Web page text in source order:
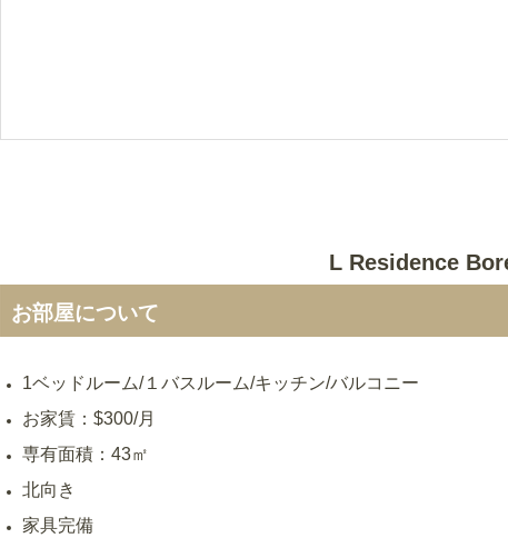
L Residence
お部屋について
1ベッドルーム/１バスルーム/キッチン/バルコニー
お家賃：$300/月
専有面積：43㎡
北向き
家具完備